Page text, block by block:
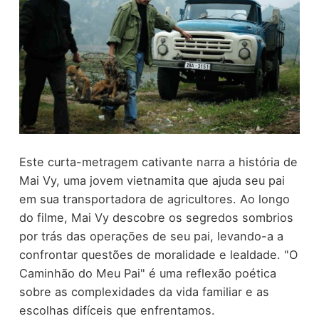
Este curta-metragem cativante narra a história de
Mai Vy, uma jovem vietnamita que ajuda seu pai
em sua transportadora de agricultores. Ao longo
do filme, Mai Vy descobre os segredos sombrios
por trás das operações de seu pai, levando-a a
confrontar questões de moralidade e lealdade. "O
Caminhão do Meu Pai" é uma reflexão poética
sobre as complexidades da vida familiar e as
escolhas difíceis que enfrentamos.